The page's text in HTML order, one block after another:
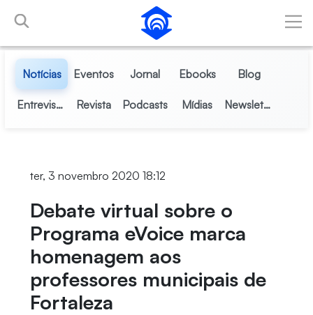
Pular para o Conteúdo principal
Notícias Eventos Jornal Ebooks Blog
Entrevistas Revista Podcasts Mídias Newsletter
ter, 3 novembro 2020 18:12
Debate virtual sobre o
Programa eVoice marca
homenagem aos
professores municipais de
Fortaleza